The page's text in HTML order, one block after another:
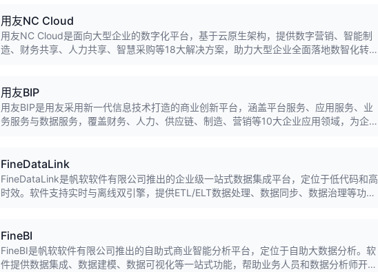
用友NC Cloud
用友NC Cloud是面向大型企业的数字化平台，基于云原生架构，提供数字营销、智能制
造、财务共享、人力共享、智慧采购等18大解决方案，助力大型企业全面落地数智化转
用友BIP
用友BIP是用友采用新一代信息技术打造的商业创新平台，涵盖平台服务、应用服务、业
务服务与数据服务，覆盖财务、人力、供应链、制造、营销等10大企业应用领域，为企业
FineDataLink
FineDataLink是帆软软件有限公司推出的企业级一站式数据集成平台，定位于低代码和高
时效。软件支持实时与离线双引擎，提供ETL/ELT数据处理、数据同步、数据治理等功
FineBI
FineBI是帆软软件有限公司推出的自助式商业智能分析平台，定位于自助大数据分析。软
件提供数据集成、数据建模、数据可视化等一站式功能，帮助业务人员和数据分析师开展